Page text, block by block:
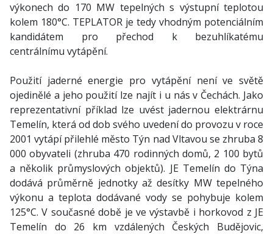
výkonech do 170 MW tepelných s výstupní teplotou
kolem 180°C. TEPLATOR je tedy vhodným potenciálním
kandidátem pro přechod k bezuhlíkatému
centrálnímu vytápění.
Použití jaderné energie pro vytápění není ve světě
ojedinělé a jeho použití lze najít i u nás v Čechách. Jako
reprezentativní příklad lze uvést jadernou elektrárnu
Temelín, která od dob svého uvedení do provozu v roce
2001 vytápí přilehlé město Týn nad Vltavou se zhruba 8
000 obyvateli (zhruba 470 rodinných domů, 2 100 bytů
a několik průmyslových objektů). JE Temelín do Týna
dodává průměrně jednotky až desítky MW tepelného
výkonu a teplota dodávané vody se pohybuje kolem
125°C. V současné době je ve výstavbě i horkovod z JE
Temelín do 26 km vzdálených Českých Budějovic,